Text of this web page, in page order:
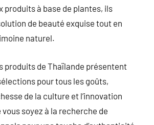
produits à base de plantes, ils
de beauté exquise tout en
naturel.
produits de Thaïlande présentent
pour tous les goûts,
de la culture et l’innovation
soyez à la recherche de